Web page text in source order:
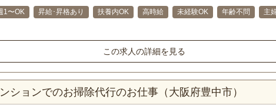
1〜OK 昇給･昇格あり 扶養内OK 高時給 未経験OK 年齢不問 主
この求人の詳細を見る
ションでのお掃除代行のお仕事（大阪府豊中市）